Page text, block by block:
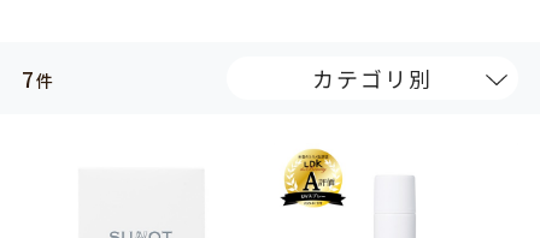
Advanced Medical Care
7件 カテゴリ別